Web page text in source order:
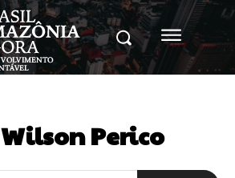
Wilson Perico